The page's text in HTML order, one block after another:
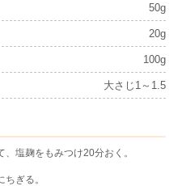
50g
20g
100g
大さじ1～1.5
塩麹をもみつけ20分おく。
ぎる。